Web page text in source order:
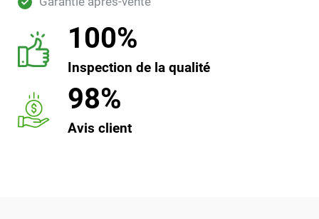
100%
Inspection de la qualité
98%
Avis client